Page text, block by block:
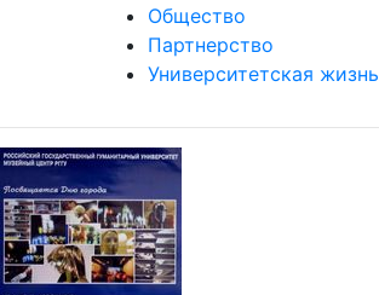
Общество
Партнерство
Университетская жизнь